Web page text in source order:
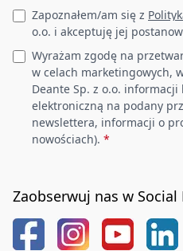
Zapoznałem/am się z
o.o. i akceptuję jej
Wyrażam zgodę na
w celach marketingowych,
Deante Sp. z o.o.
elektroniczną na podany
newslettera, informacji o
nowościach). *
Zaobserwuj nas w Social